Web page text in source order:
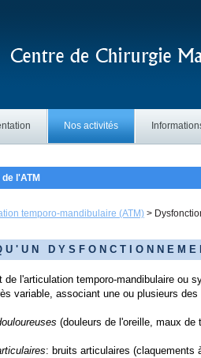
Nos activités
l'ATM
temporo-mandibulaire (ATM) >
' U N D Y S F O N C T I O N N E M
de l'articulation temporo-mandibulaire ou
variable, associant une ou plusieurs
(douleurs de l'oreille, maux
: bruits articulaires (claquements